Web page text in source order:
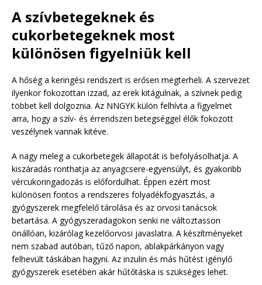
A szívbetegeknek és
cukorbetegeknek most
különösen figyelniük kell
A hőség a keringési rendszert is erősen megterheli. A szervezet
ilyenkor fokozottan izzad, az erek kitágulnak, a szívnek pedig
többet kell dolgoznia. Az NNGYK külön felhívta a figyelmet
arra, hogy a szív- és érrendszeri betegséggel élők fokozott
veszélynek vannak kitéve.
A nagy meleg a cukorbetegek állapotát is befolyásolhatja. A
kiszáradás ronthatja az anyagcsere-egyensúlyt, és gyakoribb
vércukoringadozás is előfordulhat. Éppen ezért most
különösen fontos a rendszeres folyadékfogyasztás, a
gyógyszerek megfelelő tárolása és az orvosi tanácsok
betartása. A gyógyszeradagokon senki ne változtasson
önállóan, kizárólag kezelőorvosi javaslatra. A készítményeket
nem szabad autóban, tűző napon, ablakpárkányon vagy
felhevült táskában hagyni. Az inzulin és más hűtést igénylő
gyógyszerek esetében akár hűtőtáska is szükséges lehet.